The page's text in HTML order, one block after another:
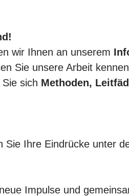
wir Ihnen an unserem
Sie unsere Arbeit
sich Methoden,
Sie Ihre Eindrücke unter
Impulse und